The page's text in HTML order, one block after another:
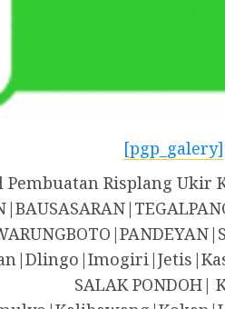
[pgp_galery]
Pembuatan Risplang Ukir
SALAK PONDOH|